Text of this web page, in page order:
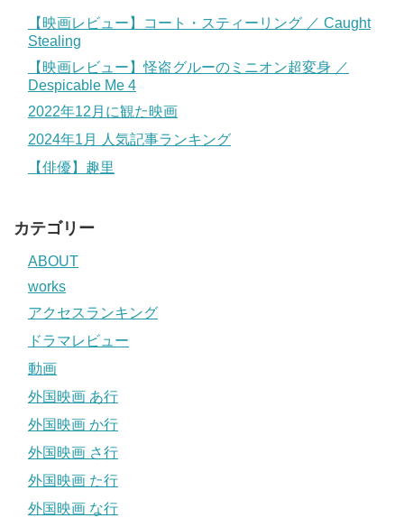
【映画レビュー】コート・スティーリング ／ Caught
Stealing
【映画レビュー】怪盗グルーのミニオン超変身 ／
Despicable Me 4
2022年12月に観た映画
2024年1月 人気記事ランキング
【俳優】趣里
カテゴリー
ABOUT
works
アクセスランキング
ドラマレビュー
動画
外国映画 あ行
外国映画 か行
外国映画 さ行
外国映画 た行
外国映画 な行